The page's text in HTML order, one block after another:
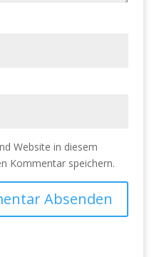
Website in diesem
Kommentar speichern.